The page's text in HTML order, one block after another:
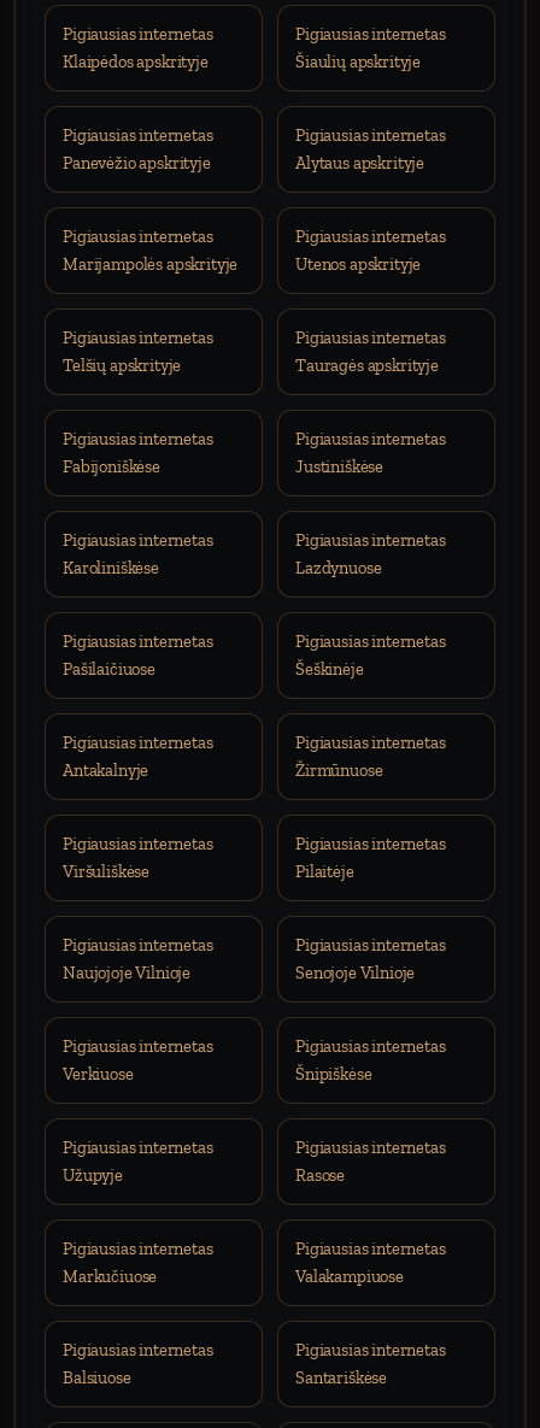
Pigiausias internetas
Klaipėdos apskrityje
Pigiausias internetas
Šiaulių apskrityje
Pigiausias internetas
Panevėžio apskrityje
Pigiausias internetas
Alytaus apskrityje
Pigiausias internetas
Marijampolės apskrityje
Pigiausias internetas
Utenos apskrityje
Pigiausias internetas
Telšių apskrityje
Pigiausias internetas
Tauragės apskrityje
Pigiausias internetas
Fabijoniškėse
Pigiausias internetas
Justiniškėse
Pigiausias internetas
Karoliniškėse
Pigiausias internetas
Lazdynuose
Pigiausias internetas
Pašilaičiuose
Pigiausias internetas
Šeškinėje
Pigiausias internetas
Antakalnyje
Pigiausias internetas
Žirmūnuose
Pigiausias internetas
Viršuliškėse
Pigiausias internetas
Pilaitėje
Pigiausias internetas
Naujojoje Vilnioje
Pigiausias internetas
Senojoje Vilnioje
Pigiausias internetas
Verkiuose
Pigiausias internetas
Šnipiškėse
Pigiausias internetas
Užupyje
Pigiausias internetas
Rasose
Pigiausias internetas
Markučiuose
Pigiausias internetas
Valakampiuose
Pigiausias internetas
Balsiuose
Pigiausias internetas
Santariškėse